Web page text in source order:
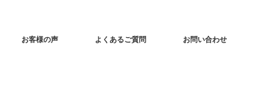
お客様の声 よくあるご質問 お問い合わせ